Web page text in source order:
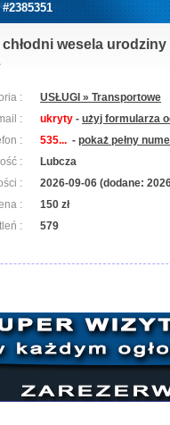
wesela
:
USŁUGI » Transportowe
:
ukryty - użyj formularza
:
535... - pokaż pełny
:
Lubcza
:
2026-09-06 (dodane:
:
150 zł
:
579